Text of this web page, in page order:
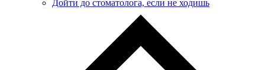
Дойти до стоматолога, если не ходишь